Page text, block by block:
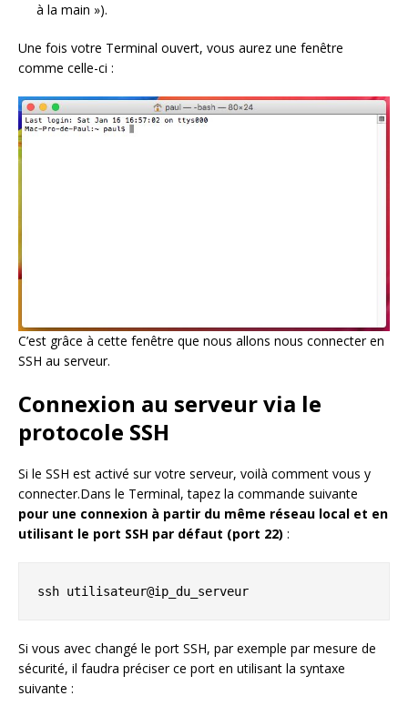
à la main »).
Une fois votre Terminal ouvert, vous aurez une fenêtre
comme celle-ci :
C’est grâce à cette fenêtre que nous allons nous connecter en
SSH au serveur.
Connexion au serveur via le
protocole SSH
Si le SSH est activé sur votre serveur, voilà comment vous y
connecter.Dans le Terminal, tapez la commande suivante
pour une connexion à partir du même réseau local et en
utilisant le port SSH par défaut (port 22) :
ssh utilisateur@ip_du_serveur
Si vous avec changé le port SSH, par exemple par mesure de
sécurité, il faudra préciser ce port en utilisant la syntaxe
suivante :